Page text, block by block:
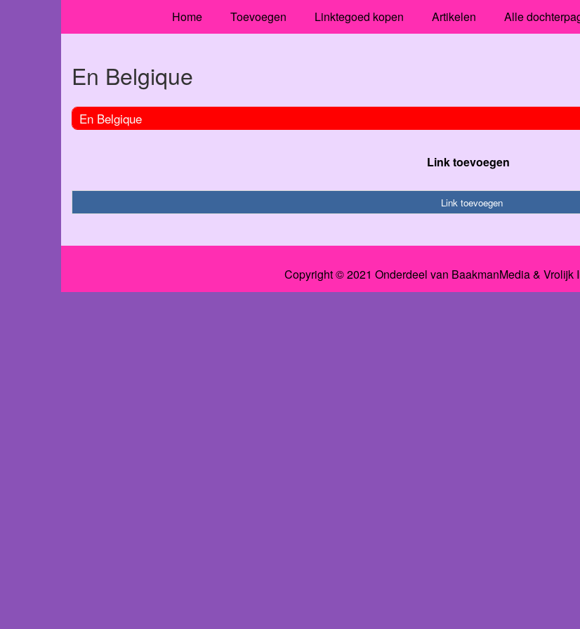
Home Toevoegen Linktegoed kopen Artikelen Alle
En Belgique
En Belgique
Link toevoegen
Link toevoegen
Copyright © 2021 Onderdeel van BaakmanMedia& Vrolijk